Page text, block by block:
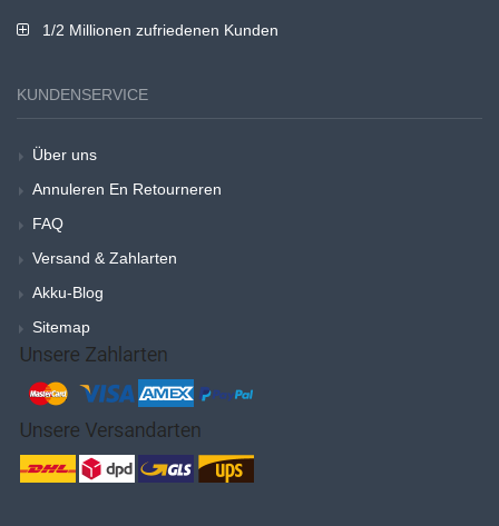
1/2 Millionen zufriedenen Kunden
KUNDENSERVICE
Über uns
Annuleren En Retourneren
FAQ
Versand & Zahlarten
Akku-Blog
Sitemap